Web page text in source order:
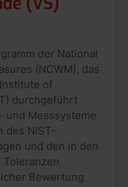
der National
(NCWM), das
of
durchgeführt
und Messsysteme
des NIST-
und den in den
Bewertung